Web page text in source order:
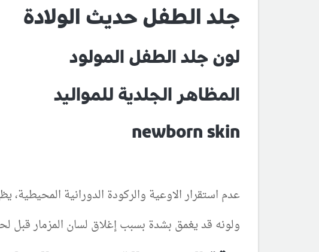
جلد الطفل حديث الولادة
لون جلد الطفل المولود
المظاهر الجلدية للمواليد
newborn skin
عدم استقرار الاوعية والركودة الدورانية
ولونه قد يغمق بشدة بسبب إغلاق لسان المزمار قبل